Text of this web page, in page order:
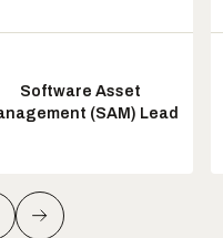
Software Asset
(SAM) Lead